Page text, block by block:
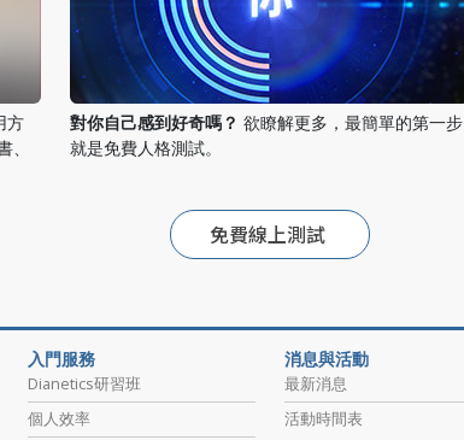
方
對你自己感到好奇嗎？ 欲瞭解更多，最簡單的第一步
就是免費人格測試。
免費線上測試
入門服務
Dianetics研習班
個人效率
消息與活動
最新消息
活動時間表